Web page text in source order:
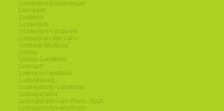
Leinfelden-Echterdingen
Leonberg
Leutkirch
Lichtenfels
Lichtenfels-Landkreis
Limburg-an-der-Lahn
Limburg-Weilburg
Lindau
Lindau-Landkreis
Loerrach
Loerrach-Landkreis
Ludwigsburg
Ludwigsburg-Landkreis
Ludwigshafen
Ludwigshafen-am-Rhein-Stadt
Ludwigshafen-am-Rhein